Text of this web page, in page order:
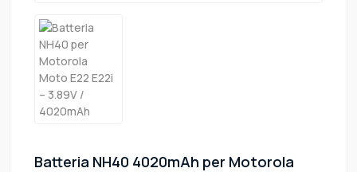
Batteria NH40 4020mAh per Motorola